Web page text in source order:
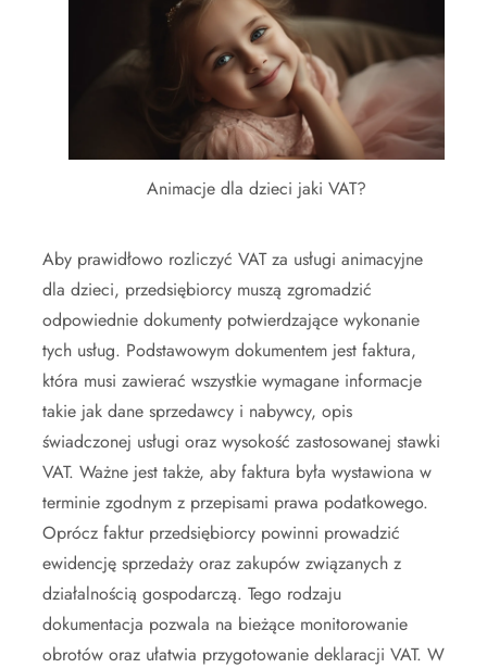
Animacje dla dzieci jaki VAT?
Aby prawidłowo rozliczyć VAT za usługi animacyjne
dla dzieci, przedsiębiorcy muszą zgromadzić
odpowiednie dokumenty potwierdzające wykonanie
tych usług. Podstawowym dokumentem jest faktura,
która musi zawierać wszystkie wymagane informacje
takie jak dane sprzedawcy i nabywcy, opis
świadczonej usługi oraz wysokość zastosowanej stawki
VAT. Ważne jest także, aby faktura była wystawiona w
terminie zgodnym z przepisami prawa podatkowego.
Oprócz faktur przedsiębiorcy powinni prowadzić
ewidencję sprzedaży oraz zakupów związanych z
działalnością gospodarczą. Tego rodzaju
dokumentacja pozwala na bieżące monitorowanie
obrotów oraz ułatwia przygotowanie deklaracji VAT. W